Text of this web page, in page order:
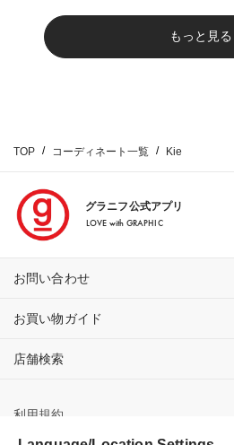
もっと見る
TOP コーディネート一覧 Kie
グラニフ公式アプリ
LOVE with GRAPHIC
お問い合わせ
お買い物ガイド
店舗検索
利用規約